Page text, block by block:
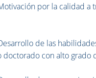
por la calidad
de las
con alto grado